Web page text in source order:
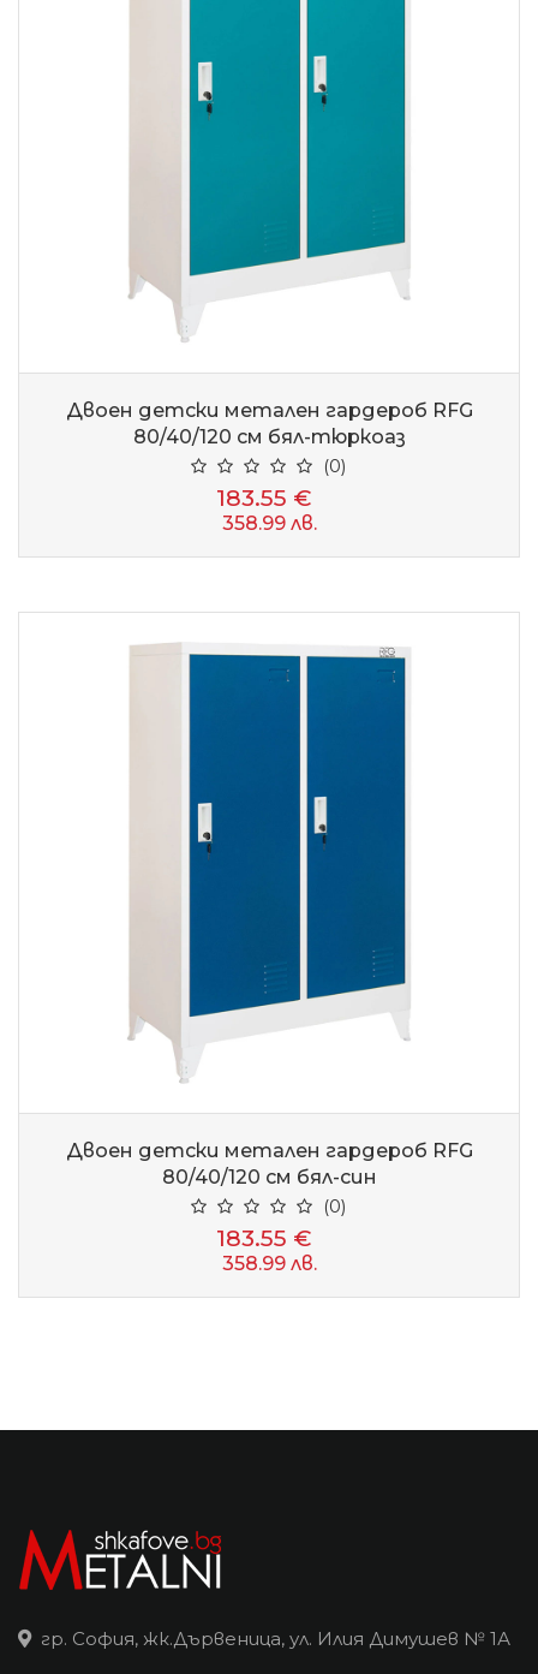
Двоен детски метален гардероб RFG
80/40/120 см бял-тюркоаз
(0)
183.55 €
358.99 лв.
Двоен детски метален гардероб RFG
80/40/120 см бял-син
(0)
183.55 €
358.99 лв.
гр. София, жк.Дървеница, ул. Илия Димушев № 1А